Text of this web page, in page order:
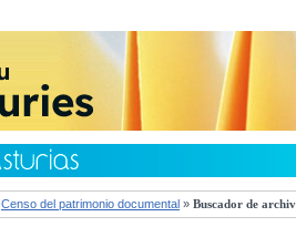
Censo del patrimonio documental » Buscador de